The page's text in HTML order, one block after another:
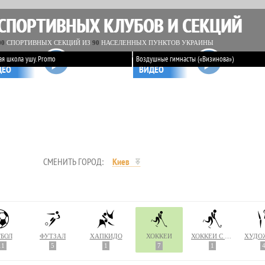
КЛУБОВ И СЕКЦИЙ
СПОРТИВНЫХ СЕКЦИЙ ИЗ 90 НАСЕЛЕННЫХ ПУНКТОВ УКРАИНЫ
школа ушу. Promo Воздушные гимнасты («Визинова»)
ВИДЕО
СМЕНИТЬ ГОРОД: Киев
ФУТЗАЛ
5
ХАПКИДО
1
ХОККЕЙ
7
1